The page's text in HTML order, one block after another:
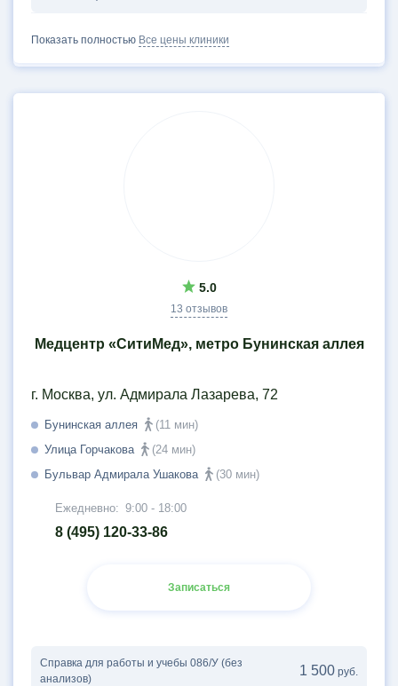
Показать полностью Все цены клиники
5.0
13 отзывов
Медцентр «СитиМед», метро Бунинская аллея
г. Москва, ул. Адмирала Лазарева, 72
Бунинская аллея
(11 мин)
Улица Горчакова
(24 мин)
Бульвар Адмирала Ушакова
(30 мин)
Ежедневно: 9:00 - 18:00
8 (495) 120-33-86
Записаться
Справка для работы и учебы 086/У (без
анализов)
1 500 руб.